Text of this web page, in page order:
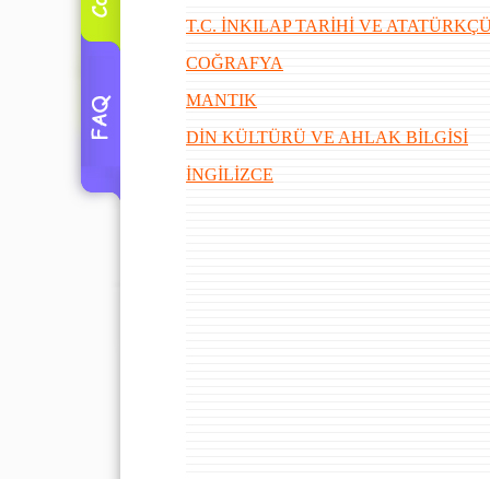
T.C. İNKILAP TARİHİ VE
COĞRAFYA
MANTIK
DİN KÜLTÜRÜ VE AHLAK BİLGİSİ
İNGİLİZCE